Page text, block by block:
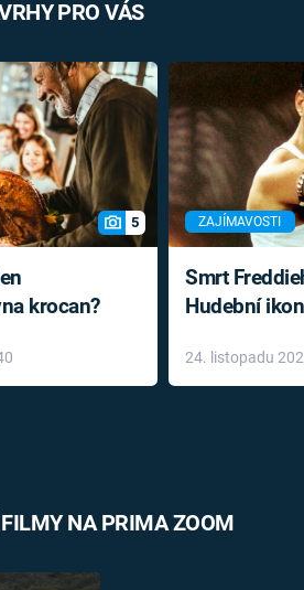
PRO VÁS
5
krocan?
ZAJÍMAVOSTI
Smrt
Hudební
léky
24. listopadu
NA PRIMA ZOOM